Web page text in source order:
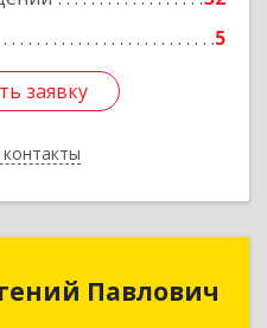
5
заявку
заявку
Павлович
Павлович